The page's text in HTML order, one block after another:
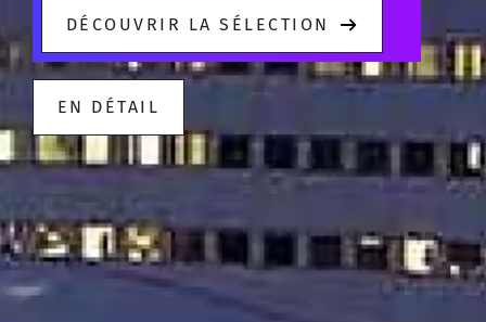
DÉCOUVRIR LA SÉLECTION
EN DÉTAIL